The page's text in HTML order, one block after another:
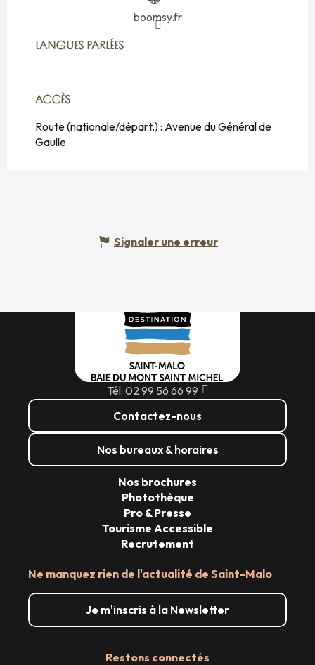
boomsy.fr
LANGUES PARLÉES
LANGUES PARLÉES
ACCÈS
ACCÈS
Route (nationale/départ.) : Avenue du Général de
Gaulle
Signaler une erreur
Tél: 02 99 56 66 99
Contactez-nous
Nos bureaux & horaires
Ne manquez rien de l'actualité de Saint-Malo
Je m'inscris à la Newsletter
Restons connectés
Nos brochures
Photothèque
Pro & Presse
Tourisme Accessible
Recrutement